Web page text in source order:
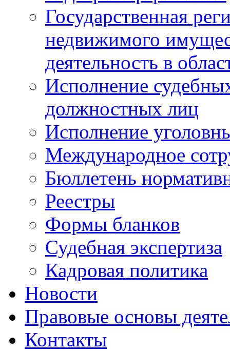
Государственная
недвижимого
деятельность в
Исполнение
должностных лиц
Исполнение
Международное
Бюллетень
Реестры
Формы бланков
Судебная экспертиза
Кадровая политика
Новости
Правовые основы
Контакты